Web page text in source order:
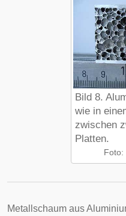
Bild 8.
wie in
zwischen
Platten.
Foto:
Metallschaum aus